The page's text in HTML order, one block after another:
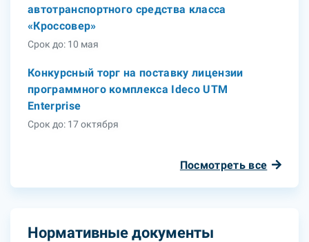
автотранспортного средства класса
«Кроссовер»
Срок до: 10 мая
Конкурсный торг на поставку лицензии
программного комплекса Ideco UTM
Enterprise
Срок до: 17 октября
Посмотреть все
Нормативные документы